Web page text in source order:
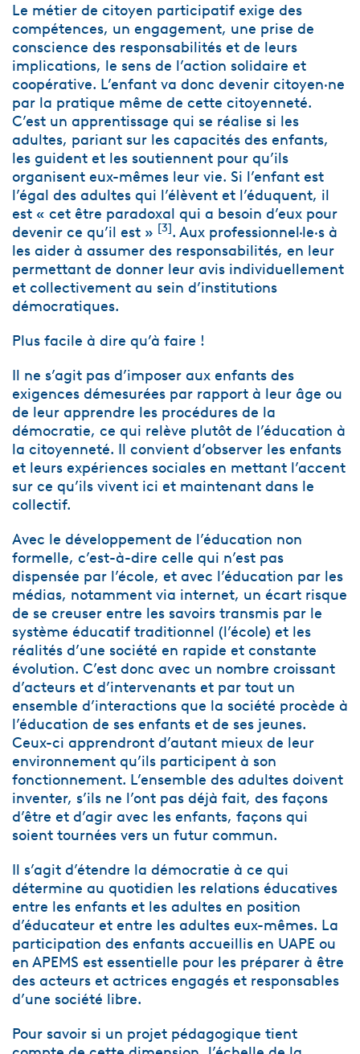
Le métier de citoyen participatif exige des
compétences, un engagement, une prise de
conscience des responsabilités et de leurs
implications, le sens de l’action solidaire et
coopérative. L’enfant va donc devenir citoyen·ne
par la pratique même de cette citoyenneté.
C’est un apprentissage qui se réalise si les
adultes, pariant sur les capacités des enfants,
les guident et les soutiennent pour qu’ils
organisent eux-mêmes leur vie. Si l’enfant est
l’égal des adultes qui l’élèvent et l’éduquent, il
est « cet être paradoxal qui a besoin d’eux pour
devenir ce qu’il est » [3]. Aux professionnel·le·s à
les aider à assumer des responsabilités, en leur
permettant de donner leur avis individuellement
et collectivement au sein d’institutions
démocratiques.
Plus facile à dire qu’à faire !
Il ne s’agit pas d’imposer aux enfants des
exigences démesurées par rapport à leur âge ou
de leur apprendre les procédures de la
démocratie, ce qui relève plutôt de l’éducation à
la citoyenneté. Il convient d’observer les enfants
et leurs expériences sociales en mettant l’accent
sur ce qu’ils vivent ici et maintenant dans le
collectif.
Avec le développement de l’éducation non
formelle, c’est-à-dire celle qui n’est pas
dispensée par l’école, et avec l’éducation par les
médias, notamment via internet, un écart risque
de se creuser entre les savoirs transmis par le
système éducatif traditionnel (l’école) et les
réalités d’une société en rapide et constante
évolution. C’est donc avec un nombre croissant
d’acteurs et d’intervenants et par tout un
ensemble d’interactions que la société procède à
l’éducation de ses enfants et de ses jeunes.
Ceux-ci apprendront d’autant mieux de leur
environnement qu’ils participent à son
fonctionnement. L’ensemble des adultes doivent
inventer, s’ils ne l’ont pas déjà fait, des façons
d’être et d’agir avec les enfants, façons qui
soient tournées vers un futur commun.
Il s’agit d’étendre la démocratie à ce qui
détermine au quotidien les relations éducatives
entre les enfants et les adultes en position
d’éducateur et entre les adultes eux-mêmes. La
participation des enfants accueillis en UAPE ou
en APEMS est essentielle pour les préparer à être
des acteurs et actrices engagés et responsables
d’une société libre.
Pour savoir si un projet pédagogique tient